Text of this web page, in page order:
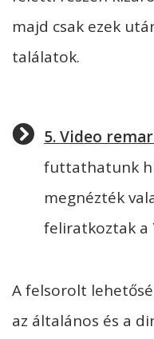
majd csak ezek
találatok.
5. Video
futtathatunk
megnézték
feliratkoztak a
A felsorolt
az általános és a